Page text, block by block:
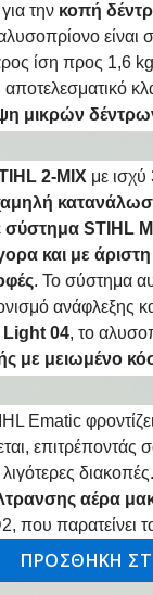
την κοπή
ίση προς 1,6
αποτελεσματικό
μικρών
2-MIX με
σύστημα STIHL
και με
. Το σύστημα
ανάφλεξης
04, το
με μειωμένο
Ematic
επιτρέποντάς
αέρα
που παρατείνει
MS
ΠΡΟΣΘΗΚΗ